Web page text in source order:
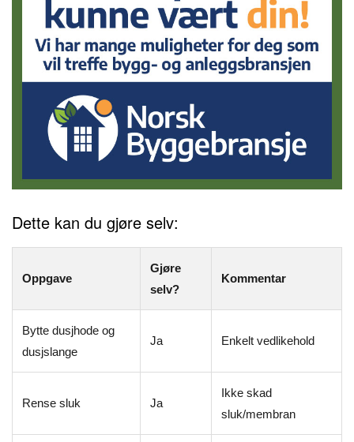
Dette kan du gjøre selv:
Oppgave
Gjøre
selv?
Kommentar
Bytte dusjhode og
dusjslange
Ja Enkelt vedlikehold
Rense sluk Ja
Ikke skad
sluk/membran